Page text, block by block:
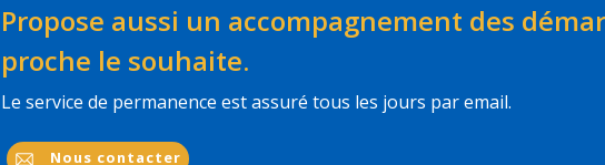
Propose aussi un accompagnement des
proche le souhaite.
Le service de permanence est assuré tous les jours par email.
Nous contacter